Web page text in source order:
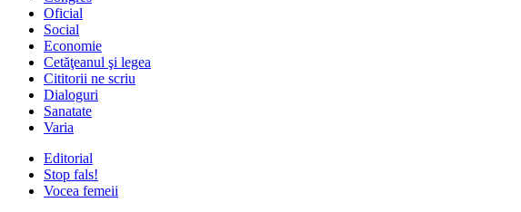
Oficial
Social
Economie
Cetăţeanul şi legea
Cititorii ne scriu
Dialoguri
Sanatate
Varia
Editorial
Stop fals!
Vocea femeii